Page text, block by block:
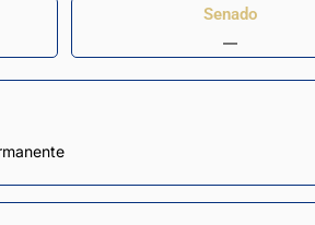
Senado
—